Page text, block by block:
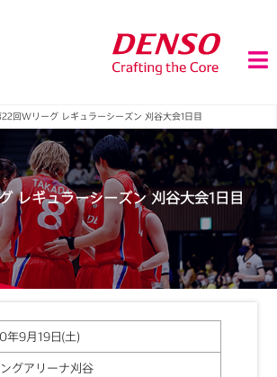
回Wリーグ レギュラーシーズン 刈谷大会1日目
レギュラーシーズン 刈谷大会1日目
年9月19日(土)
グアリーナ刈谷